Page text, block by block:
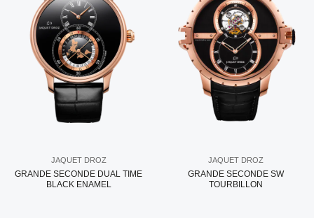
JAQUET DROZ
GRANDE SECONDE DUAL TIME
BLACK ENAMEL
JAQUET DROZ
GRANDE SECONDE SW
TOURBILLON